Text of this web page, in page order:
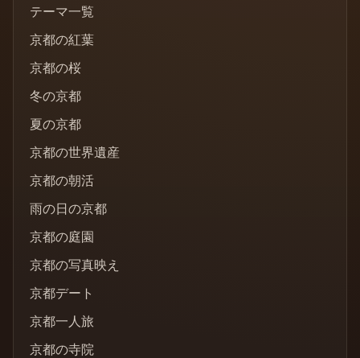
テーマ一覧
京都の紅葉
京都の桜
冬の京都
夏の京都
京都の世界遺産
京都の朝活
雨の日の京都
京都の庭園
京都の写真映え
京都デート
京都一人旅
京都の寺院